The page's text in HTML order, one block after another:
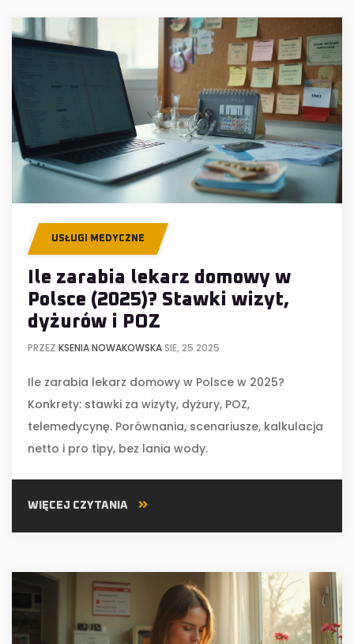
USŁUGI MEDYCZNE
Ile zarabia lekarz domowy w
Polsce (2025)? Stawki wizyt,
dyżurów i POZ
PRZEZ KSENIA NOWAKOWSKASIE, 25 2025
Ile zarabia lekarz domowy w Polsce w 2025?
Konkrety: stawki za wizyty, dyżury, POZ,
telemedycynę. Porównania, scenariusze, kalkulacja
netto i pro tipy, bez lania wody.
WIĘCEJ CZYTANIA